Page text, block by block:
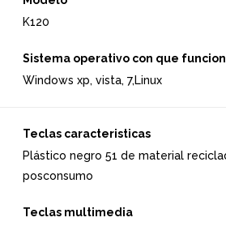
K120
Sistema operativo con que
Windows xp, vista, 7,Linux
Teclas caracteristicas
Plástico negro 51 de material
posconsumo
Teclas multimedia